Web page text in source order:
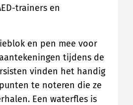
trainers en
en pen mee voor
tijdens de
vinden het handig
te noteren die ze
Een waterfles is